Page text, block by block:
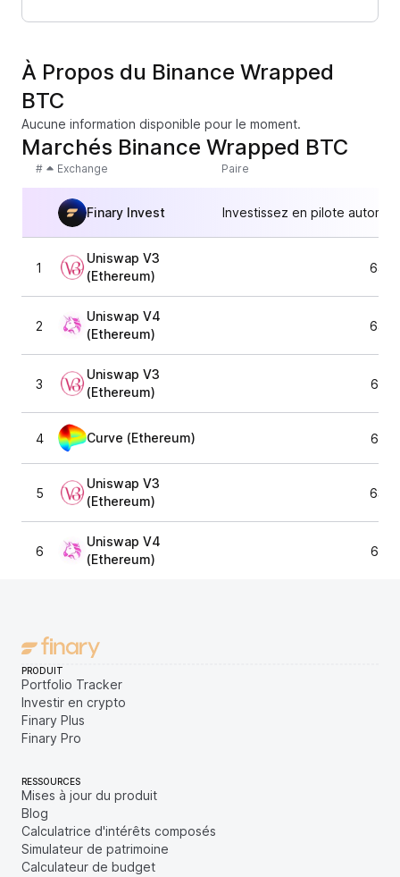
À Propos du Binance Wrapped
BTC
Aucune information disponible pour le moment.
Marchés Binance Wrapped BTC
# Exchange Paire
Finary Invest Investissez en pilote
1
Uniswap V3
(Ethereum)
64
2
Uniswap V4
(Ethereum)
64
3
Uniswap V3
(Ethereum)
64
4 Curve (Ethereum) 64
5
Uniswap V3
(Ethereum)
63
6
Uniswap V4
(Ethereum)
63
PRODUIT
Portfolio Tracker
Investir en crypto
Finary Plus
Finary Pro
RESSOURCES
Mises à jour du produit
Blog
Calculatrice d'intérêts composés
Simulateur de patrimoine
Calculateur de budget